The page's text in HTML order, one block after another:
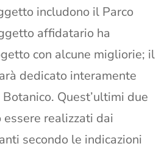
includono il Parco
affidatario ha
con alcune migliorie; il
dedicato interamente
Quest’ultimi due
realizzati dai
secondo le indicazioni